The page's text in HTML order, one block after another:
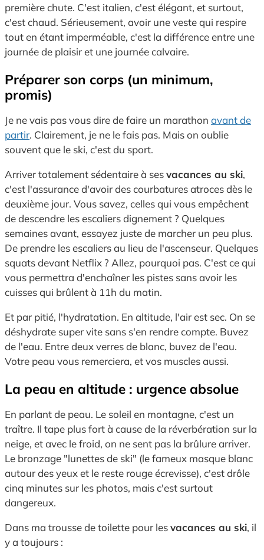
première chute. C'est italien, c'est élégant, et surtout,
c'est chaud. Sérieusement, avoir une veste qui respire
tout en étant imperméable, c'est la différence entre une
journée de plaisir et une journée calvaire.
Préparer son corps (un minimum,
promis)
Je ne vais pas vous dire de faire un marathon avant de
partir. Clairement, je ne le fais pas. Mais on oublie
souvent que le ski, c'est du sport.
Arriver totalement sédentaire à sesvacances au ski,
c'est l'assurance d'avoir des courbatures atroces dès le
deuxième jour. Vous savez, celles qui vous empêchent
de descendre les escaliers dignement ? Quelques
semaines avant, essayez juste de marcher un peu plus.
De prendre les escaliers au lieu de l'ascenseur. Quelques
squats devant Netflix ? Allez, pourquoi pas. C'est ce qui
vous permettra d'enchaîner les pistes sans avoir les
cuisses qui brûlent à 11h du matin.
Et par pitié, l'hydratation. En altitude, l'air est sec. On se
déshydrate super vite sans s'en rendre compte. Buvez
de l'eau. Entre deux verres de blanc, buvez de l'eau.
Votre peau vous remerciera, et vos muscles aussi.
La peau en altitude : urgence absolue
En parlant de peau. Le soleil en montagne, c'est un
traître. Il tape plus fort à cause de la réverbération sur la
neige, et avec le froid, on ne sent pas la brûlure arriver.
Le bronzage "lunettes de ski" (le fameux masque blanc
autour des yeux et le reste rouge écrevisse), c'est drôle
cinq minutes sur les photos, mais c'est surtout
dangereux.
Dans ma trousse de toilette pour lesvacances au ski, il
y a toujours :